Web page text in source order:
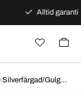
Alltid garanti
Festina Mademoiselle Silverfärgad/Gulguldtonat stål Ø34.5 mm F20594-1